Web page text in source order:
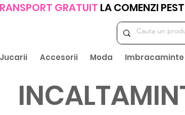
GRATUIT LA COMENZI
Accesorii Moda Imbracaminte